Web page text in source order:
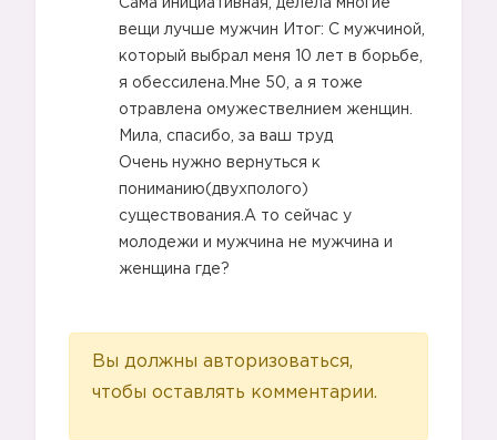
Сама инициативная, делела многие
вещи лучше мужчин Итог: С мужчиной,
который выбрал меня 10 лет в борьбе,
я обессилена.Мне 50, а я тоже
отравлена омужествелнием женщин.
Мила, спасибо, за ваш труд
Очень нужно вернуться к
пониманию(двухполого)
существования.А то сейчас у
молодежи и мужчина не мужчина и
женщина где?
Вы должны авторизоваться,
чтобы оставлять комментарии.